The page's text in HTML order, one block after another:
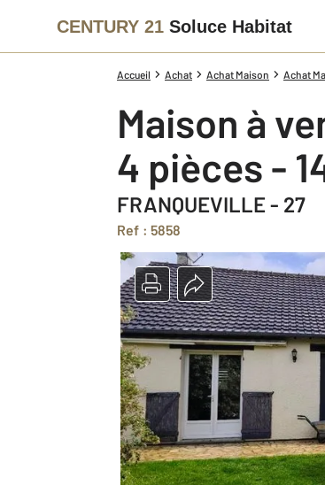
CENTURY 21 Soluce Habitat
Accueil Achat Achat Maison Achat
Maison à
4 pièces -
FRANQUEVILLE - 27
Ref : 5858